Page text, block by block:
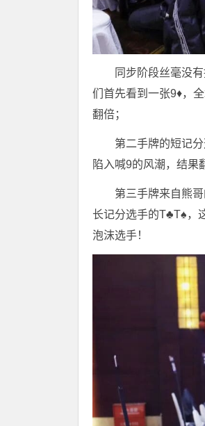
同步阶段丝毫没
们首先看到一张9♦️，
翻倍；
第二手牌的短记
陷入喊9的风潮，结果
第三手牌来自熊
长记分选手的T♣️T♠️，
泡沫选手！